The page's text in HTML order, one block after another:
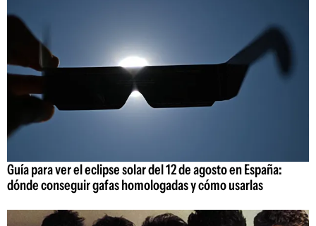
Guía para ver el eclipse solar del 12 de agosto en España:
dónde conseguir gafas homologadas y cómo usarlas